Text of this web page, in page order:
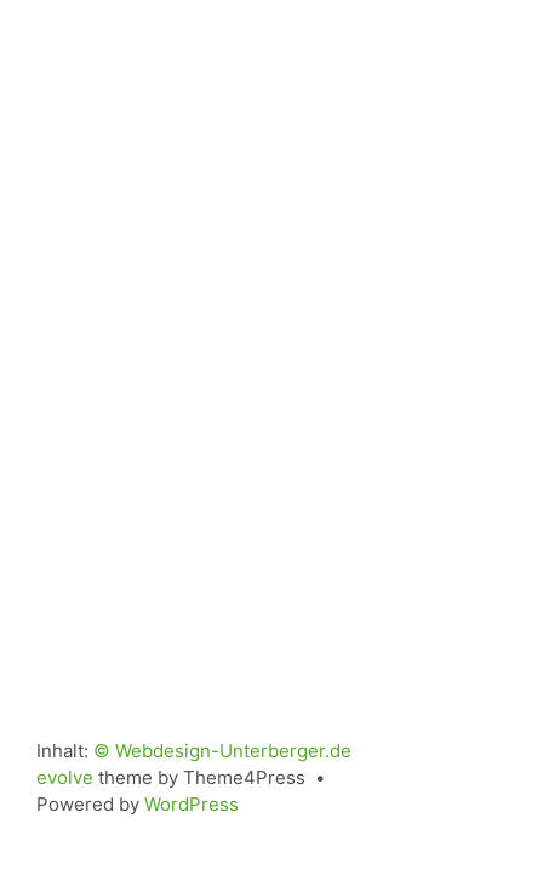
Inhalt: © Webdesign-Unterberger.de
evolve theme by Theme4Press •
Powered by WordPress